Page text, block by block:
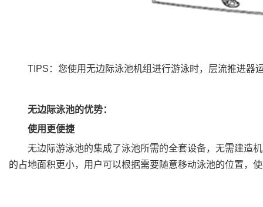
TIPS：您使用无边际泳池机组进行游泳时，层流推进器
无边际泳池的优势：
使用更便捷
无边际游泳池的集成了泳池所需的全套设备，无需建造机
的占地面积更小，用户可以根据需要随意移动泳池的位置，